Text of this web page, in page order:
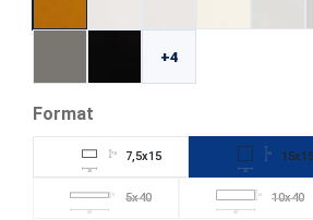
+4
Format
15
7,5 7,5x15
15
15x15
5x40
(Diese Option ist zurzeit nicht
10x40
(Diese